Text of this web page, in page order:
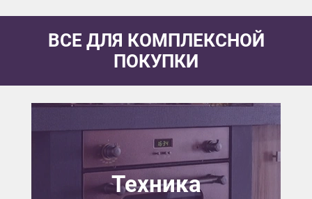
ВСЕ ДЛЯ КОМПЛЕКСНОЙ
ПОКУПКИ
Техника